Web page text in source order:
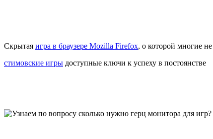
Скрытая игра в браузере Mozilla Firefox, о которой многие
стимовские игры доступные ключи к успеху в постоянстве